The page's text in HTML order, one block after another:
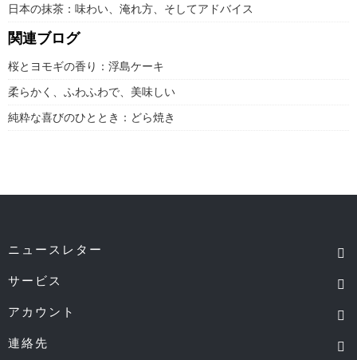
日本の抹茶：味わい、淹れ方、そしてアドバイス
関連ブログ
桜とヨモギの香り：浮島ケーキ
柔らかく、ふわふわで、美味しい
純粋な喜びのひととき：どら焼き
ニュースレター
サービス
アカウント
連絡先